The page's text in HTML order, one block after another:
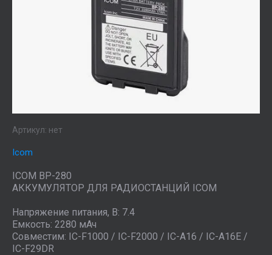
Артикул: нет
Icom
ICOM BP-280
АККУМУЛЯТОР ДЛЯ РАДИОСТАНЦИЙ ICOM
Напряжение питания, В: 7.4
Емкость: 2280 мАч
Совместим: IC-F1000 / IC-F2000 / IC-A16 / IC-A16E /
IC-F29DR